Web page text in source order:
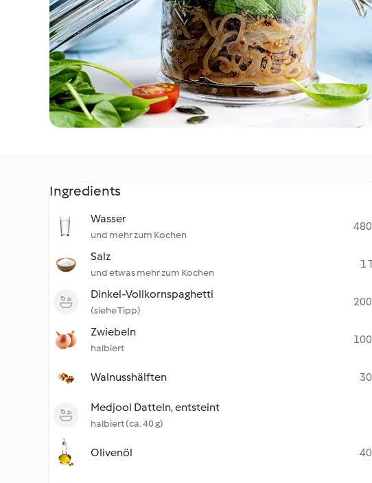
Ingredients
Wasser
und mehr zum Kochen
Salz
und etwas mehr zum Kochen
1
Dinkel-Vollkornspaghetti
(siehe Tipp)
Zwiebeln
halbiert
Walnusshälften
Medjool Datteln, entsteint
halbiert (ca. 40 g)
Olivenöl